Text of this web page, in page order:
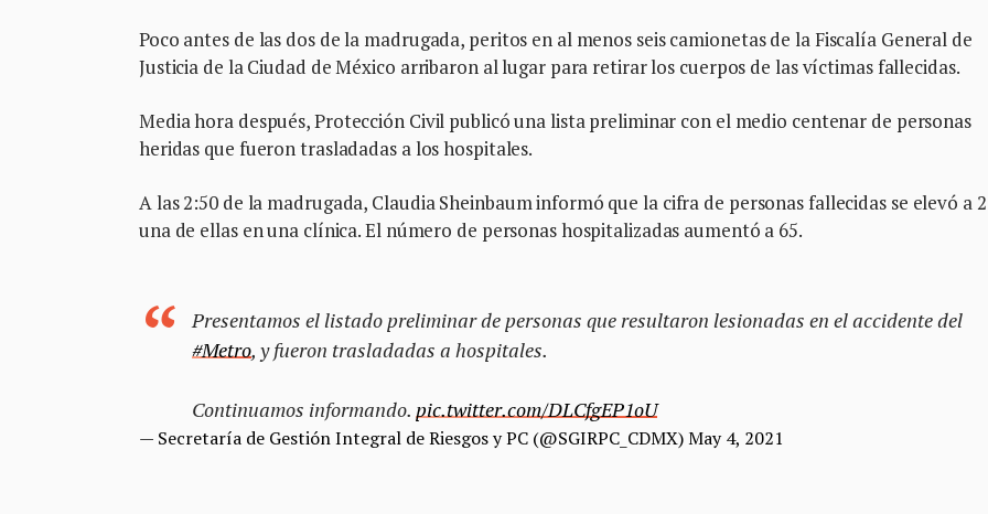
Poco antes de las dos de la madrugada, peritos en al menos seis camionetas de la Fiscalía General de
Justicia de la Ciudad de México arribaron al lugar para retirar los cuerpos de las víctimas fallecidas.
Media hora después, Protección Civil publicó una lista preliminar con el medio centenar de personas
heridas que fueron trasladadas a los hospitales.
A las 2:50 de la madrugada, Claudia Sheinbaum informó que la cifra de personas fallecidas se elevó a
una de ellas en una clínica. El número de personas hospitalizadas aumentó a 65.
Presentamos el listado preliminar de personas que resultaron lesionadas en el accidente del
#Metro, y fueron trasladadas a hospitales.
Continuamos informando. pic.twitter.com/DLCfgEP1oU
— Secretaría de Gestión Integral de Riesgos y PC (@SGIRPC_CDMX)May 4, 2021